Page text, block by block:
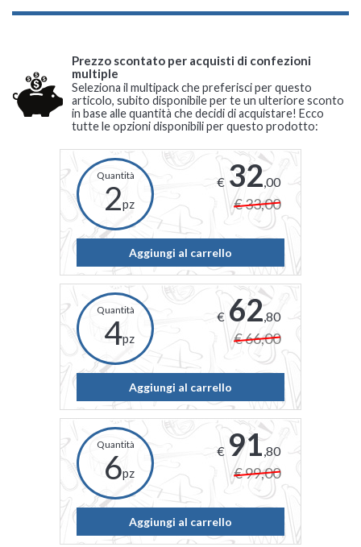
Prezzo scontato per acquisti di confezioni
multiple
Seleziona il multipack che preferisci per questo
articolo, subito disponibile per te un ulteriore sconto
in base alle quantità che decidi di acquistare! Ecco
tutte le opzioni disponibili per questo prodotto:
2pz
€ 32,00
€ 33,00
Aggiungi al carrello
4pz
€ 62,80
€ 66,00
Aggiungi al carrello
6pz
€ 91,80
€ 99,00
Aggiungi al carrello